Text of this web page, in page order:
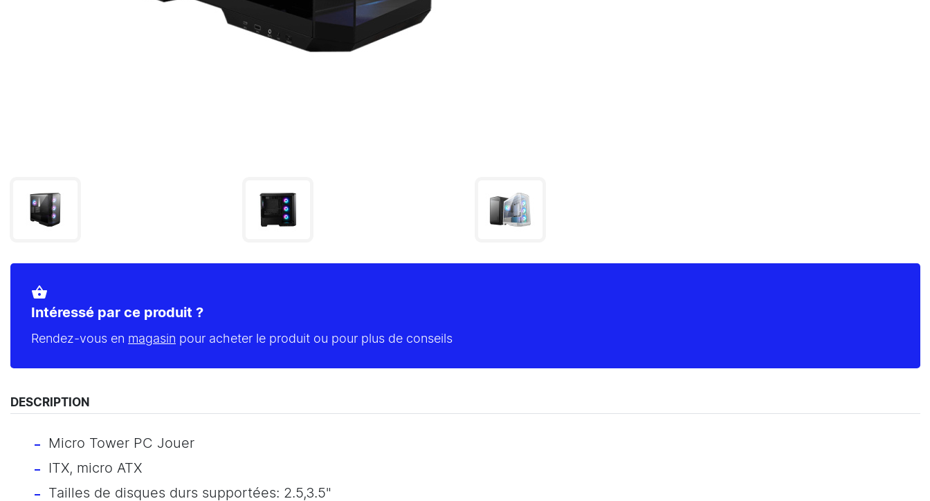
shopping_basket
Intéressé par ce produit ?
Rendez-vous en magasin pour acheter le produit ou pour plus de conseils
DESCRIPTION
Micro Tower PC Jouer
ITX, micro ATX
Tailles de disques durs supportées: 2.5,3.5"